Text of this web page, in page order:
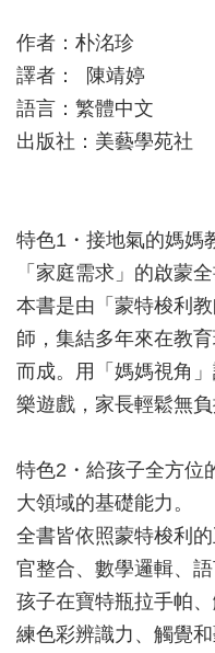
作者：朴洺珍
譯者： 陳靖婷
語言：繁體中文
出版社：美藝學苑社
特色1・接地氣的媽媽
「家庭需求」的啟蒙全
本書是由「蒙特梭利
師，集結多年來在教
而成。用「媽媽視角
樂遊戲，家長輕鬆無負
特色2・給孩子全方位
大領域的基礎能力。
全書皆依照蒙特梭利
官整合、數學邏輯、
孩子在寶特瓶拉手帕
練色彩辨識力、觸覺